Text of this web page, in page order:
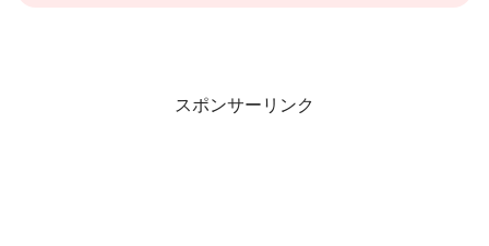
スポンサーリンク